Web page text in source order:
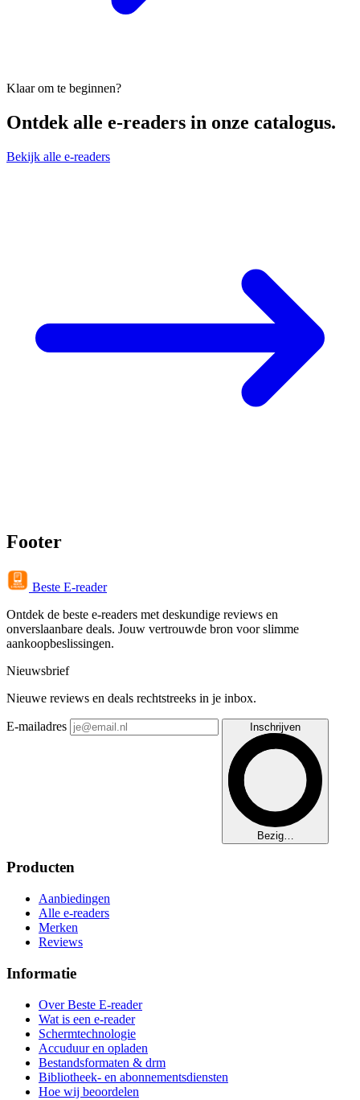
Klaar om te beginnen?
Ontdek alle e-readers in onze catalogus.
Bekijk alle e-readers
Footer
Beste E-reader
Ontdek de beste e-readers met deskundige reviews en
onverslaanbare deals. Jouw vertrouwde bron voor slimme
aankoopbeslissingen.
Nieuwsbrief
Nieuwe reviews en deals rechtstreeks in je inbox.
E-mailadres Inschrijven
Bezig…
Producten
Aanbiedingen
Alle e-readers
Merken
Reviews
Informatie
Over Beste E-reader
Wat is een e-reader
Schermtechnologie
Accuduur en opladen
Bestandsformaten & drm
Bibliotheek- en abonnementsdiensten
Hoe wij beoordelen